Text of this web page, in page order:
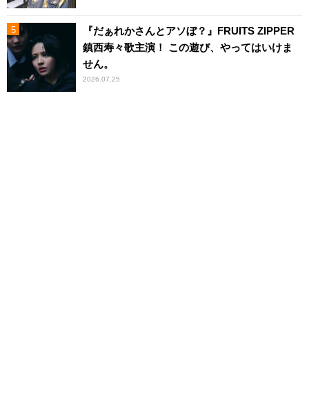
『だぁれかさんとアソぼ？』FRUITS ZIPPER
鎮西寿々歌主演！ この遊び、やってはいけま
せん。
2026.07.25